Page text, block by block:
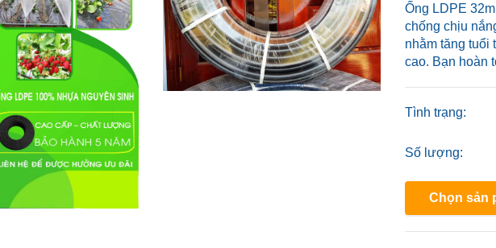
Ống LDPE
chống chịu
nhằm tăng tuổi
cao. Bạn hoàn
Tình trạng:
Số lượng:
Chọn sản